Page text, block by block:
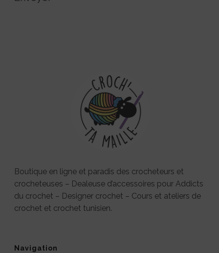
Boutique en ligne et paradis des crocheteurs et
crocheteuses – Dealeuse d’accessoires pour Addicts
du crochet – Designer crochet – Cours et ateliers de
crochet et crochet tunisien.
Navigation